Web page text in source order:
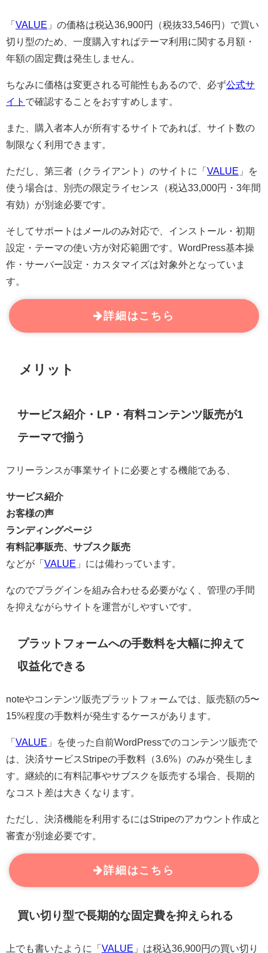
「 VALUE 」の価格は税込36,900円（税抜33,546円）で買い
切り型のため、一度購入すればテーマ利用に関する月額・
年額の固定費は発生しません。
ちなみに価格は変更される可能性もあるので、必ず公式サ
イト で確認することをおすすめします。
また、購入者本人が所有するサイトであれば、サイト数の
制限なく利用できます。
ただし、第三者（クライアント）のサイトに「 VALUE 」を
使う場合は、別売の限定ライセンス（税込33,000円・3年間
有効）が別途必要です。
そしてサポートはメールのみ対応で、インストール・初期
設定・テーマの使い方が対応範囲です。WordPress基本操
作・サーバー設定・カスタマイズは対象外となっていま
す。
詳細はこちら
メリット
サービス紹介・LP・有料コンテンツ販売が1
テーマで揃う
フリーランスが事業サイトに必要とする機能である、
サービス紹介
お客様の声
ランディングページ
有料記事販売、サブスク販売
などが「 VALUE 」には備わっています。
なのでプラグインを組み合わせる必要がなく、管理の手間
を抑えながらサイトを運営がしやすいです。
プラットフォームへの手数料を大幅に抑えて
収益化できる
noteやコンテンツ販売プラットフォームでは、販売額の5〜
15%程度の手数料が発生するケースがあります。
「 VALUE 」を使った自前WordPressでのコンテンツ販売で
は、決済サービスStripeの手数料（3.6%）のみが発生しま
す。継続的に有料記事やサブスクを販売する場合、長期的
なコスト差は大きくなります。
ただし、決済機能を利用するにはStripeのアカウント作成と
審査が別途必要です。
詳細はこちら
買い切り型で長期的な固定費を抑えられる
上でも書いたように「 VALUE 」は税込36,900円の買い切り